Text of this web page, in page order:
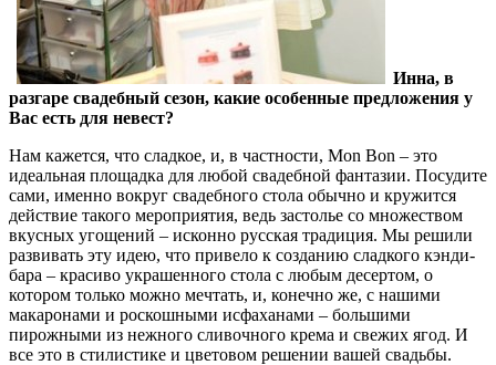
Инна, в
разгаре свадебный сезон, какие особенные предложения у
Вас есть для невест?
Нам кажется, что сладкое, и, в частности, Mon Bon – это
идеальная площадка для любой свадебной фантазии. Посудите
сами, именно вокруг свадебного стола обычно и кружится
действие такого мероприятия, ведь застолье со множеством
вкусных угощений – исконно русская традиция. Мы решили
развивать эту идею, что привело к созданию сладкого кэнди-
бара – красиво украшенного стола с любым десертом, о
котором только можно мечтать, и, конечно же, с нашими
макаронами и роскошными исфаханами – большими
пирожными из нежного сливочного крема и свежих ягод. И
все это в стилистике и цветовом решении вашей свадьбы.